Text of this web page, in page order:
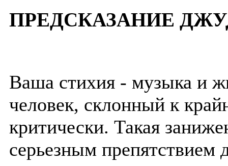
ПРЕДСКАЗАНИЕ
Ваша стихия - музыка и
человек, склонный к
критически. Такая
серьезным препятствием